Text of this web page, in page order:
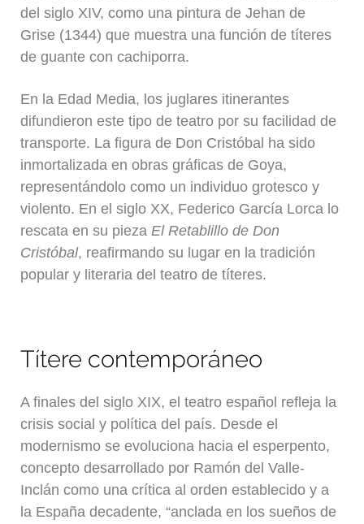
del siglo XIV, como una pintura de Jehan de
Grise (1344) que muestra una función de títeres
de guante con cachiporra.
En la Edad Media, los juglares itinerantes
difundieron este tipo de teatro por su facilidad de
transporte. La figura de Don Cristóbal ha sido
inmortalizada en obras gráficas de Goya,
representándolo como un individuo grotesco y
violento. En el siglo XX, Federico García Lorca lo
rescata en su piezaEl Retablillo de Don
Cristóbal, reafirmando su lugar en la tradición
popular y literaria del teatro de títeres.
Títere contemporáneo
A finales del siglo XIX, el teatro español refleja la
crisis social y política del país. Desde el
modernismo se evoluciona hacia el esperpento,
concepto desarrollado por Ramón del Valle-
Inclán como una crítica al orden establecido y a
la España decadente, “anclada en los sueños de